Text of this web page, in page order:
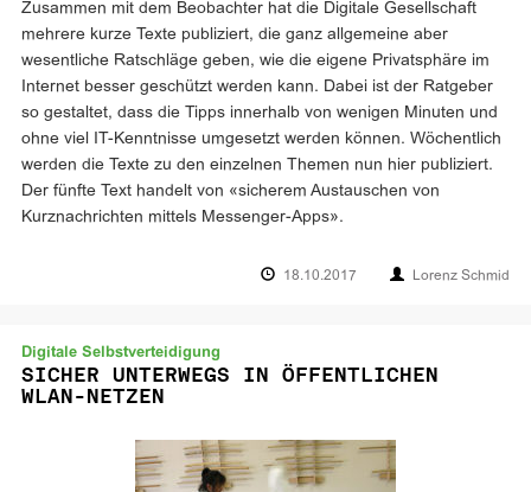
Zusammen mit dem Beobachter hat die Digitale Gesellschaft
mehrere kurze Texte publiziert, die ganz allgemeine aber
wesentliche Ratschläge geben, wie die eigene Privatsphäre im
Internet besser geschützt werden kann. Dabei ist der Ratgeber
so gestaltet, dass die Tipps innerhalb von wenigen Minuten und
ohne viel IT-Kenntnisse umgesetzt werden können. Wöchentlich
werden die Texte zu den einzelnen Themen nun hier publiziert.
Der fünfte Text handelt von «sicherem Austauschen von
Kurznachrichten mittels Messenger-Apps».
18.10.2017 Lorenz Schmid
Digitale Selbstverteidigung
SICHER UNTERWEGS IN ÖFFENTLICHEN
WLAN-NETZEN